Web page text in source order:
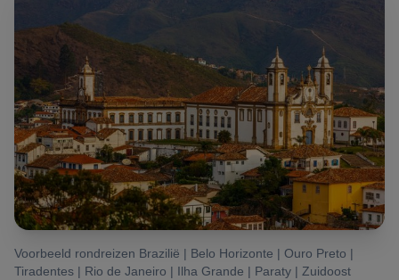
Voorbeeld rondreizen Brazilië | Belo Horizonte | Ouro Preto |
Tiradentes | Rio de Janeiro | Ilha Grande | Paraty | Zuidoost